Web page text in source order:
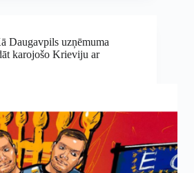
Daugavpils uzņēmuma
karojošo Krieviju ar